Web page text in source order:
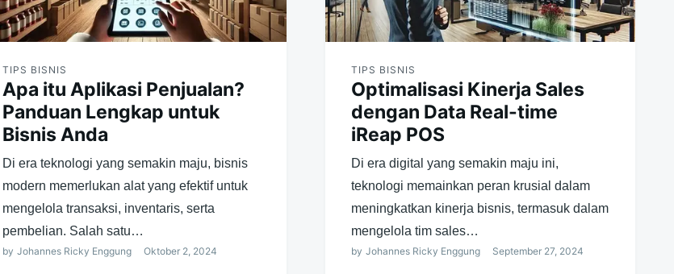
TIPS BISNIS
Apa itu Aplikasi Penjualan?
Panduan Lengkap untuk
Bisnis Anda
Di era teknologi yang semakin maju, bisnis
modern memerlukan alat yang efektif untuk
mengelola transaksi, inventaris, serta
pembelian. Salah satu…
by Johannes Ricky Enggung Oktober 2, 2024
TIPS BISNIS
Optimalisasi Kinerja Sales
dengan Data Real-time
iReap POS
Di era digital yang semakin maju ini,
teknologi memainkan peran krusial dalam
meningkatkan kinerja bisnis, termasuk dalam
mengelola tim sales…
by Johannes Ricky Enggung September 27, 2024